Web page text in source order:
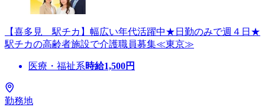
【喜多見 駅チカ】幅広い年代活躍中★日勤のみで週４日★
駅チカの高齢者施設で介護職員募集≪東京≫
医療・福祉系時給1,500円
勤務地